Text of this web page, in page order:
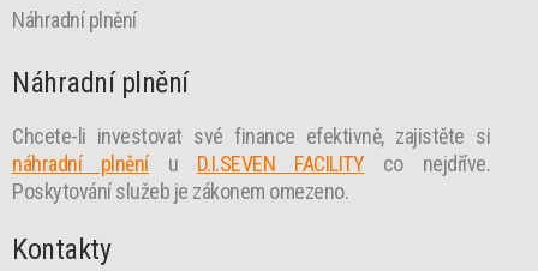
Náhradní plnění
Náhradní plnění
Chcete-li investovat své finance efektivně, zajistěte si
náhradní plněníu D.I.SEVEN FACILITY co nejdříve.
Poskytování služeb je zákonem omezeno.
Kontakty